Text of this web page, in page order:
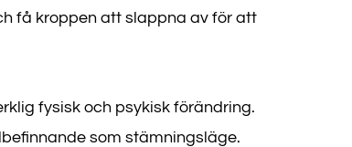
få kroppen att slappna av för att
fysisk och psykisk förändring.
som stämningsläge.